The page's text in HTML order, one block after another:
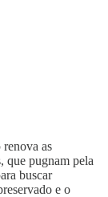
as
que pugnam pela
buscar
e o